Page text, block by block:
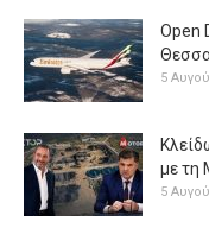
Open
5
με τη
5